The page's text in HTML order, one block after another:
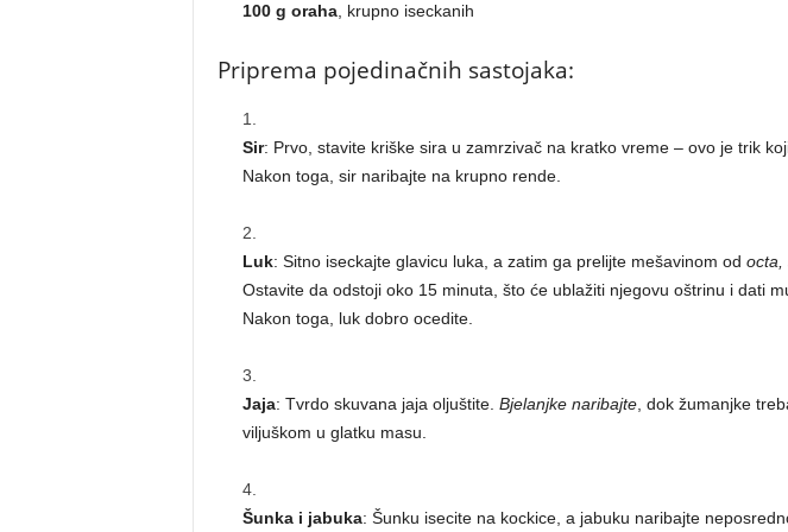
100 g oraha, krupno iseckanih
Priprema pojedinačnih sastojaka:
Sir: Prvo, stavite kriške sira u zamrzivač na kratko vreme – ovo je trik
Nakon toga, sir naribajte na krupno rende.
Luk: Sitno iseckajte glavicu luka, a zatim ga prelijte mešavinom od octa,
Ostavite da odstoji oko 15 minuta, što će ublažiti njegovu oštrinu i dati
Nakon toga, luk dobro ocedite.
Jaja: Tvrdo skuvana jaja oljuštite. Bjelanjke naribajte, dok žumanjke
viljuškom u glatku masu.
Šunka i jabuka: Šunku isecite na kockice, a jabuku naribajte